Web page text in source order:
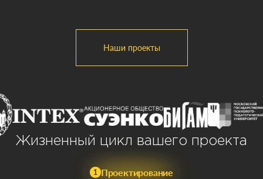
Наши проекты
Жизненный цикл вашего проекта
1 Проектирование